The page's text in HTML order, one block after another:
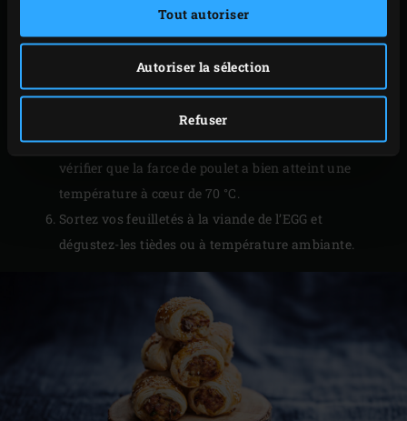
Tout autoriser
Autoriser la sélection
Refuser
feuilletés sur le papier sulfurisé, sur la pierre de
cuisson froide, et posez celle-ci sur la grille de l’EGG.
Fermez le couvercle de l’EGG et faites cuire les
feuilletés pendant environ 25 minutes jusqu’à ce
qu’ils soient dorés et cuits à point. Utilisez le
thermomètre numérique à lecture instantanéepour
vérifier que la farce de poulet a bien atteint une
température à cœur de 70 °C.
Sortez vos feuilletés à la viande de l’EGG et
dégustez-les tièdes ou à température ambiante.